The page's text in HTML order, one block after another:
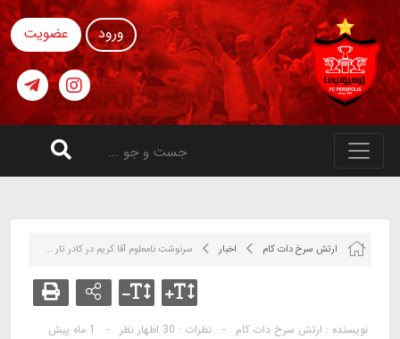
ورود عضویت
ارتش سرخ دات کام اخبار سرنوشت نامعلوم آقا کریم در کادر تار ...
نویسنده : ارتش سرخ دات کام - نظرات : 30 اظهار نظر - 1 ماه پیش